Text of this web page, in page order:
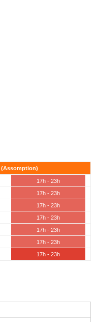
(Assomption)
17h - 23h
17h - 23h
17h - 23h
17h - 23h
17h - 23h
17h - 23h
17h - 23h